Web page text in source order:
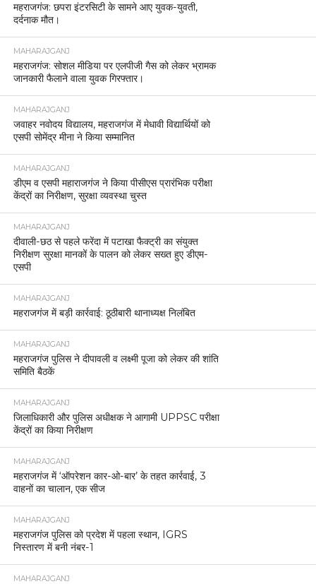
महराजगंज: छपरा इंटरसिटी के सामने आए युवक-युवती,
दर्दनाक मौत।
MAHARAJGANJ
महराजगंज: सोशल मीडिया पर एलपीजी गैस को लेकर भ्रामक
जानकारी फैलाने वाला युवक गिरफ्तार।
MAHARAJGANJ
जवाहर नवोदय विद्यालय, महराजगंज में मेधावी विद्यार्थियों को
एसपी सोमेंद्र मीना ने किया सम्मानित
MAHARAJGANJ
डीएम व एसपी महाराजगंज ने किया पीसीएस प्रारंभिक परीक्षा
केंद्रों का निरीक्षण, सुरक्षा व्यवस्था चुस्त
MAHARAJGANJ
दीवाली-छठ से पहले फरेंदा में पटाखा फैक्ट्री का संयुक्त
निरीक्षण सुरक्षा मानकों के पालन को लेकर सख्त हुए डीएम-
एसपी
MAHARAJGANJ
महराजगंज में बड़ी कार्रवाई: ठूठीबारी थानाध्यक्ष निलंबित
MAHARAJGANJ
महराजगंज पुलिस ने दीपावली व लक्ष्मी पूजा को लेकर की शांति
समिति बैठकें
MAHARAJGANJ
जिलाधिकारी और पुलिस अधीक्षक ने आगामी UPPSC परीक्षा
केंद्रों का किया निरीक्षण
MAHARAJGANJ
महराजगंज में ‘ऑपरेशन कार-ओ-बार’ के तहत कार्रवाई, 3
वाहनों का चालान, एक सीज
MAHARAJGANJ
महराजगंज पुलिस को प्रदेश में पहला स्थान, IGRS
निस्तारण में बनी नंबर-1
MAHARAJGANJ